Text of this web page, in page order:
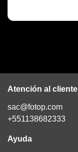
Atención al cliente
sac@fotop.com
+551138682333
Ayuda